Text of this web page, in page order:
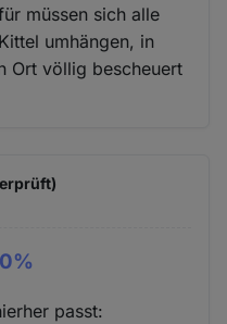
müssen sich alle
umhängen, in
Ort völlig bescheuert
passt: